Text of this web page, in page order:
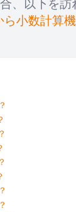
、以下を訪
ら小数計算機